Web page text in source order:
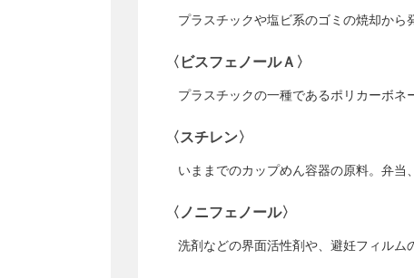
プラスチックや塩ビ系のゴミの焼却から
〈ビスフェノールＡ〉
プラスチックの一種であるポリカーボネ
〈スチレン〉
いままでのカップめん容器の原料。弁当
〈ノニフェノール〉
洗剤などの界面活性剤や、避妊フィルム